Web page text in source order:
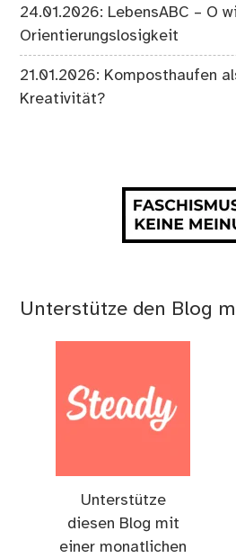
24.01.2026: LebensABC – O
Orientierungslosigkeit
21.01.2026: Komposthaufen
Kreativität?
Unterstütze den Blog
Unterstütze
diesen Blog mit
einer monatlichen